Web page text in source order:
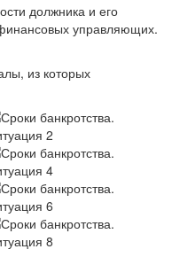
должника и его
управляющих.
из которых